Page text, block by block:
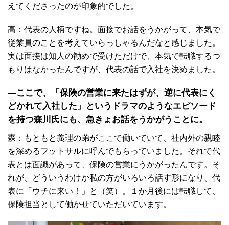
えてくださったのが印象的でした。
高：代表の人柄ですね。面接でお話をうかがって、本気で
従業員のことを考えていらっしゃるんだなと感じました。
実は面接は知人の勧めで受けただけで、本気で転職するつ
もりはなかったんですが、代表の話で入社を決めました。
―ここで、「保険の営業に来たはずが、逆に代表にく
どかれて入社した」というドラマのようなエピソード
を持つ森川氏にも、急きょお話をうかがうことに。
森：もともと義理の弟がここで働いていて、社内外の親睦
を深めるフットサルに呼んでもらっていました。それで代
表とは面識があって、保険の営業にうかがったんです。そ
れが、どういうわけか私の方がいろいろ話す形になり、代
表に「ウチに来い！」と（笑）。１か月後には転職して、
保険担当として働かせていただいています。